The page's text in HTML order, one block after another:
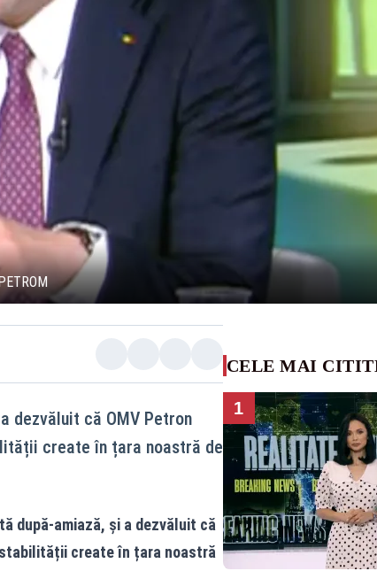
dezvăluit că OMV Petron
create în țara noastră de
după-amiază, și a dezvăluit că
create în țara noastră
CELE MAI
1